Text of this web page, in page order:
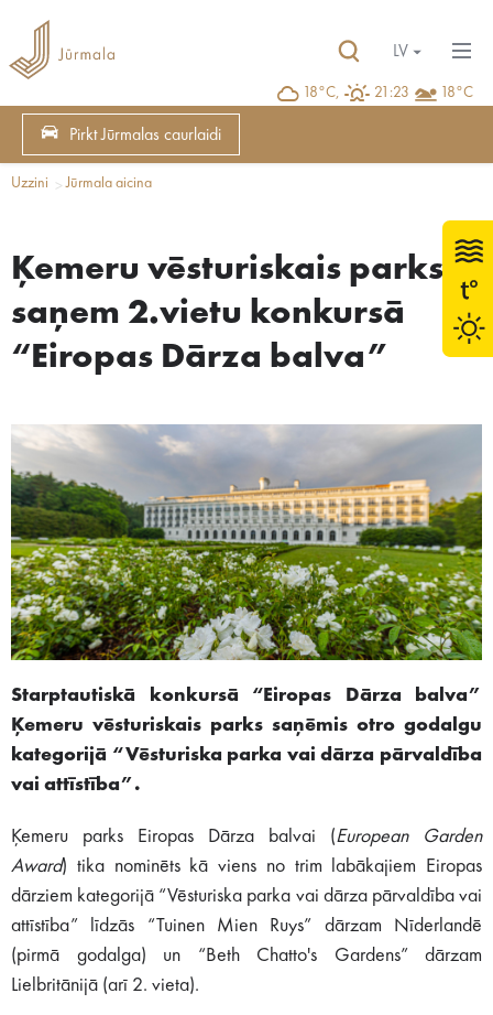
18°C, 21:23 18°C
LV
Pirkt Jūrmalas caurlaidi
Uzzini Jūrmala aicina
Ķemeru vēsturiskais parks
saņem 2.vietu konkursā
“Eiropas Dārza balva”
Starptautiskā konkursā “Eiropas Dārza balva”
Ķemeru vēsturiskais parks saņēmis otro godalgu
kategorijā “Vēsturiska parka vai dārza pārvaldība
vai attīstība”.
Ķemeru parks Eiropas Dārza balvai (European Garden
Award) tika nominēts kā viens no trim labākajiem Eiropas
dārziem kategorijā “Vēsturiska parka vai dārza pārvaldība vai
attīstība” līdzās “Tuinen Mien Ruys” dārzam Nīderlandē
(pirmā godalga) un “Beth Chatto's Gardens” dārzam
Lielbritānijā (arī 2. vieta).